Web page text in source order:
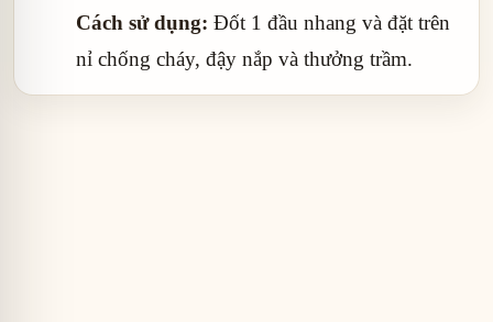
Cách sử dụng: Đốt 1 đầu nhang và đặt trên
nỉ chống cháy, đậy nắp và thưởng trầm.